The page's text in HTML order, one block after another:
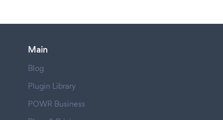
Main
Blog
Plugin Library
POWR Business